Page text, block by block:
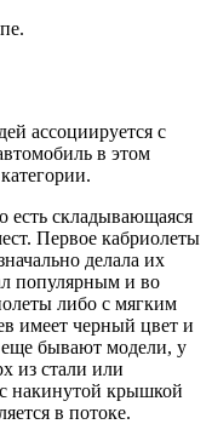
ассоциируется с
в этом
есть складывающаяся
Первое кабриолеты
делала их
популярным и во
либо с мягким
имеет черный цвет и
еще бывают модели, у
из стали или
накинутой крышкой
в потоке.